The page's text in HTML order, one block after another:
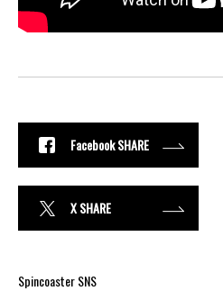
Facebook SHARE
X SHARE
Spincoaster SNS